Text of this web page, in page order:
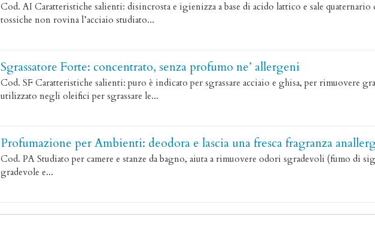
Cod. AI Caratteristiche salienti: disincrosta e igienizza a base di acido lattico e sale
tossiche non rovina l’acciaio studiato...
Sgrassatore Forte: concentrato, senza profumo ne’ allergeni
Cod. SF Caratteristiche salienti: puro è indicato per sgrassare acciaio e ghisa, per rimuovere
utilizzato negli oleifici per sgrassare le...
Profumazione per Ambienti: deodora e lascia una fresca fragranza
Cod. PA Studiato per camere e stanze da bagno, aiuta a rimuovere odori sgradevoli (fumo di
gradevole e...